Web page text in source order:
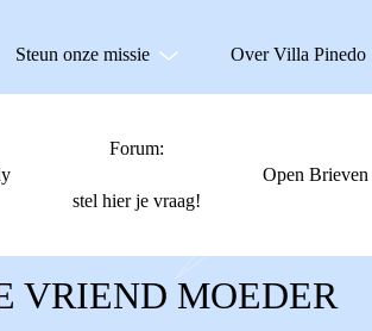
Steun onze missie Over Villa Pinedo
Forum:
stel hier je vraag!
Open Brieven
VRIEND MOEDER